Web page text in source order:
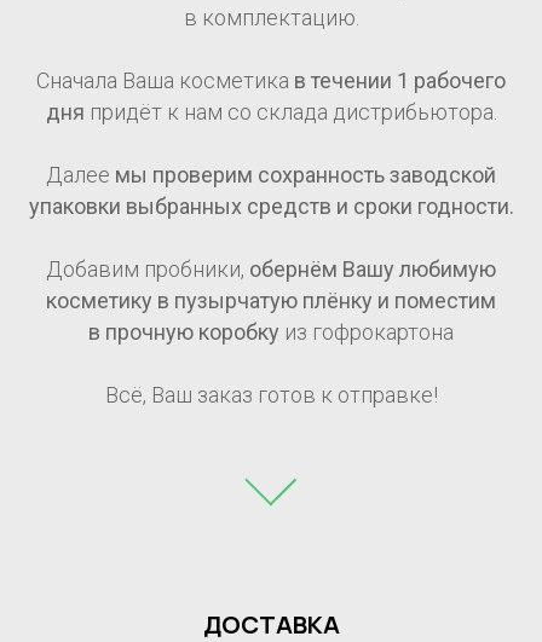
в комплектацию.
Сначала Ваша косметика в течении 1 рабочего
дня придёт к нам со склада дистрибьютора.
Далее мы проверим сохранность заводской
упаковки выбранных средств и сроки годности.
Добавим пробники, обернём Вашу любимую
косметику в пузырчатую плёнку и поместим
в прочную коробку из гофрокартона
Всё, Ваш заказ готов к отправке!
ДОСТАВКА